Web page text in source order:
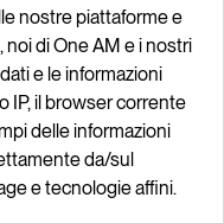
nostre piattaforme e
di One AM e i nostri
e le informazioni
IP, il browser corrente
delle informazioni
da/sul
e tecnologie affini.